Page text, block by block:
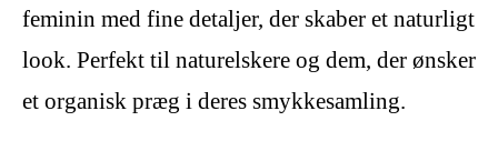
feminin med fine detaljer, der skaber et naturligt
look. Perfekt til naturelskere og dem, der ønsker
et organisk præg i deres smykkesamling.